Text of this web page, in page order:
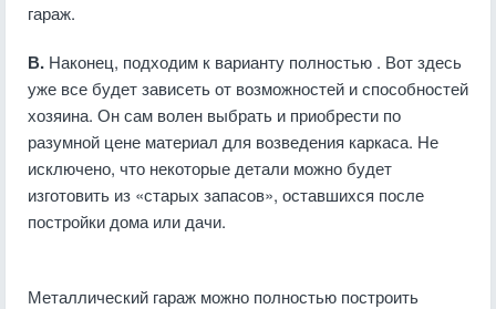
гараж.
В. Наконец, подходим к варианту полностью . Вот здесь
уже все будет зависеть от возможностей и способностей
хозяина. Он сам волен выбрать и приобрести по
разумной цене материал для возведения каркаса. Не
исключено, что некоторые детали можно будет
изготовить из «старых запасов», оставшихся после
постройки дома или дачи.
Металлический гараж можно полностью построить